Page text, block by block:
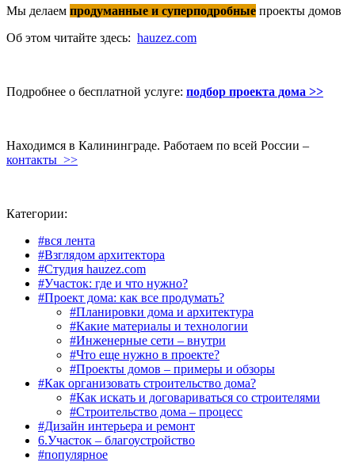
Мы делаем продуманные и суперподробные проекты домов
Об этом читайте здесь: hauzez.com
Подробнее о бесплатной услуге: подбор проекта дома >>
Находимся в Калининграде. Работаем по всей России –
контакты >>
Категории:
#вся лента
#Взглядом архитектора
#Студия hauzez.com
#Участок: где и что нужно?
#Проект дома: как все продумать?
#Планировки дома и архитектура
#Какие материалы и технологии
#Инженерные сети – внутри
#Что еще нужно в проекте?
#Проекты домов – примеры и обзоры
#Как организовать строительство дома?
#Как искать и договариваться со строителями
#Строительство дома – процесс
#Дизайн интерьера и ремонт
6.Участок – благоустройство
#популярное